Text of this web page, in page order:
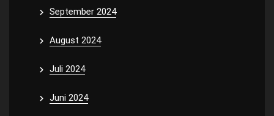
September 2024
August 2024
Juli 2024
Juni 2024